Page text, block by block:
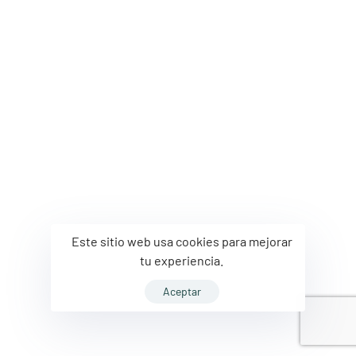
Este sitio web usa cookies para mejorar
tu experiencia.
Aceptar